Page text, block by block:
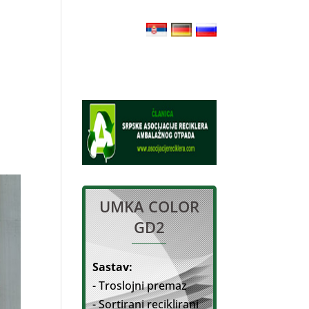
UMKA COLOR
GD2
Sastav:
- Troslojni premaz
- Sortirani reciklirani